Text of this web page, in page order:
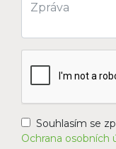
Souhlasím se
Ochrana osobních